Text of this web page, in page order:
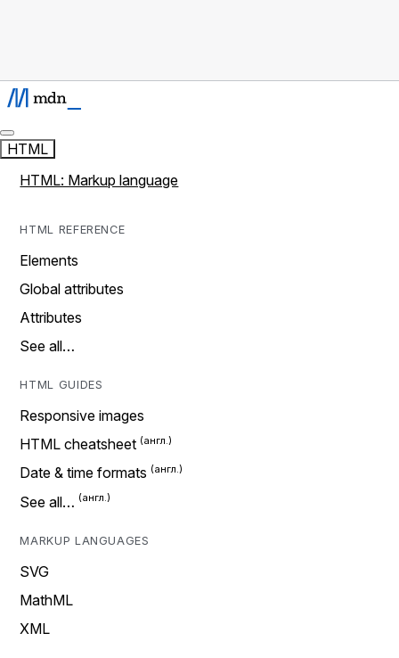
HTML
HTML: Markup language
HTML REFERENCE
Elements
Global attributes
Attributes
See all…
HTML GUIDES
Responsive images
HTML cheatsheet
Date & time formats
See all…
MARKUP LANGUAGES
SVG
MathML
XML